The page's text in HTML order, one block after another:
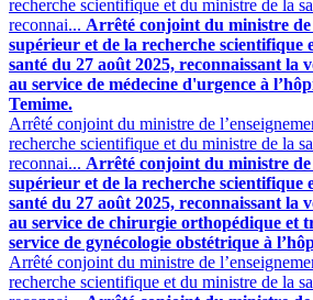
recherche scientifique et du ministre de la
reconnai... Arrêté conjoint du ministre de
supérieur et de la recherche scientifique
santé du 27 août 2025, reconnaissant la
au service de médecine d'urgence à
Temime.
Arrêté conjoint du ministre de
recherche scientifique et du ministre de la
reconnai... Arrêté conjoint du ministre de
supérieur et de la recherche scientifique
santé du 27 août 2025, reconnaissant la
au service de chirurgie orthopédique et
service de gynécologie obstétrique à
Arrêté conjoint du ministre de
recherche scientifique et du ministre de la